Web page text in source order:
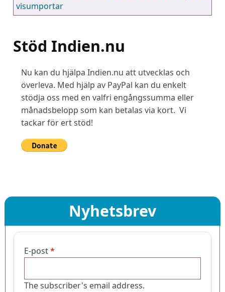
visumportar
Stöd Indien.nu
Nu kan du hjälpa Indien.nu att utvecklas och
överleva. Med hjälp av PayPal kan du enkelt
stödja oss med en valfri engångssumma eller
månadsbelopp som kan betalas via kort. Vi
tackar för ert stöd!
Nyhetsbrev
E-post
The subscriber's email address.